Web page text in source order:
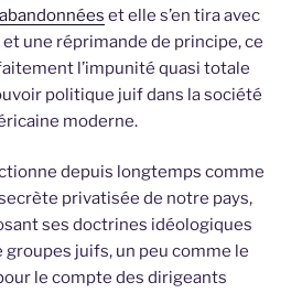
et elle s’en tira avec
une réprimande de principe, ce
l’impunité quasi totale
politique juif dans la société
moderne.
depuis longtemps comme
privatisée de notre pays,
ses doctrines idéologiques
groupes juifs, un peu comme le
le compte des dirigeants